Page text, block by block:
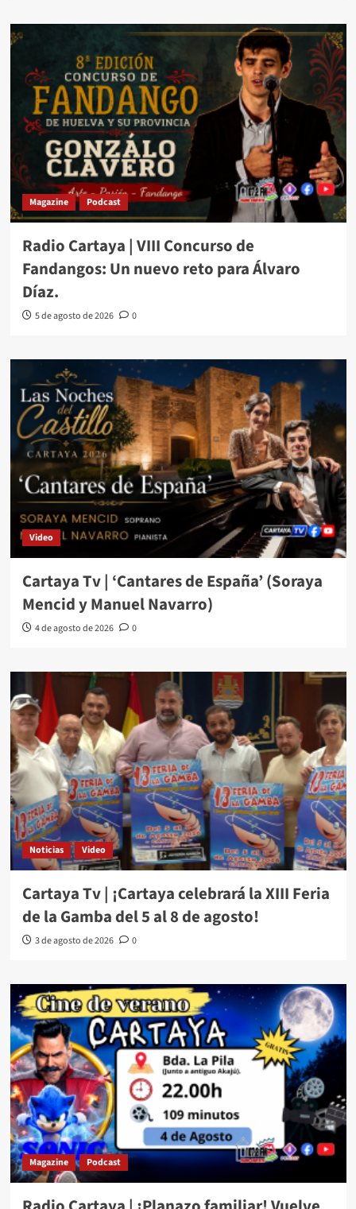
Magazine Podcast
Radio Cartaya | VIII Concurso de
Fandangos: Un nuevo reto para Álvaro
Díaz.
5 de agosto de 2026 0
Video
Cartaya Tv | ‘Cantares de España’ (Soraya
Mencid y Manuel Navarro)
4 de agosto de 2026 0
Noticias Video
Cartaya Tv | ¡Cartaya celebrará la XIII Feria
de la Gamba del 5 al 8 de agosto!
3 de agosto de 2026 0
Magazine Podcast